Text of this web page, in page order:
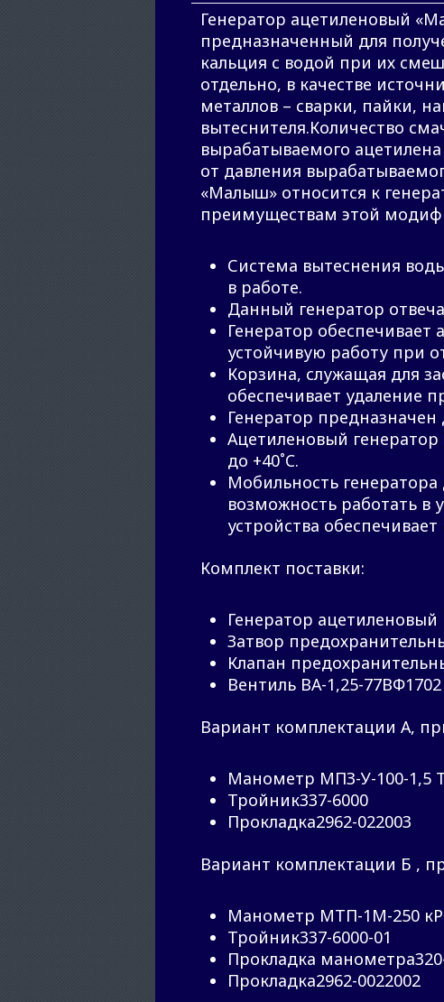
Генератор ацетиленовый
предназначенный для
кальция с водой при их
отдельно, в качестве
металлов – сварки, пайки,
вытеснителя.Количество
вырабатываемого
от давления
«Малыш» относится к
преимуществам этой
Система вытеснения
в работе.
Данный генератор
Генератор обеспечивает
устойчивую работу при
Корзина, служащая для
обеспечивает удаление
Генератор
Ацетиленовый
до +40˚C.
Мобильность генератора
возможность работать в
устройства
Комплект поставки:
Генератор
Затвор
Клапан
Вентиль ВА-1,25-77ВФ1702
Вариант комплектации А,
Манометр МПЗ-У-100-1,5
Тройник337-6000
Прокладка2962-022003
Вариант комплектации Б ,
Манометр МТП-1М-250
Тройник337-6000-01
Прокладка
Прокладка2962-0022002